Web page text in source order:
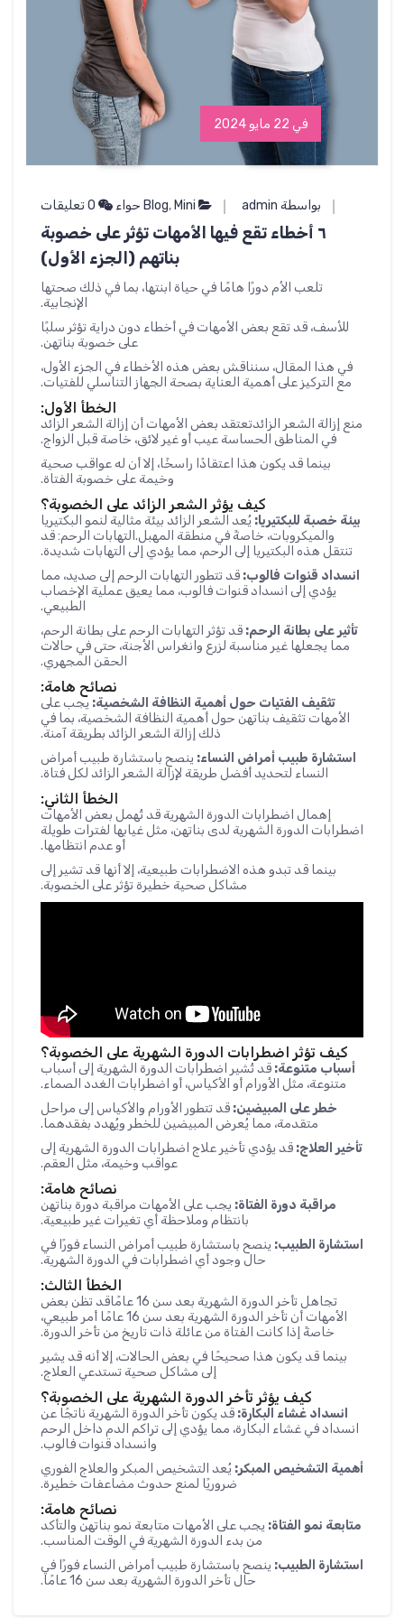
في 22 مايو 2024
بواسطة admin Blog, Mini حواء
٦ أخطاء تقع فيها الأمهات تؤثر على خصوبة
بناتهم (الجزء الأول)
تلعب الأم دورًا هامًا في حياة ابنتها، بما في ذلك صحتها
الإنجابية.
للأسف، قد تقع بعض الأمهات في أخطاء دون دراية تؤثر سلبًا
على خصوبة بناتهن.
في هذا المقال، سنناقش بعض هذه الأخطاء في الجزء الأول،
مع التركيز على أهمية العناية بصحة الجهاز التناسلي للفتيات.
الخطأ الأول:
منع إزالة الشعر الزائدتعتقد بعض الأمهات أن إزالة الشعر الزائد
في المناطق الحساسة عيب أو غير لائق، خاصة قبل الزواج.
بينما قد يكون هذا اعتقادًا راسخًا، إلا أن له عواقب صحية
وخيمة على خصوبة الفتاة.
كيف يؤثر الشعر الزائد على الخصوبة؟
بيئة خصبة للبكتيريا: يُعد الشعر الزائد بيئة مثالية لنمو البكتيريا
والميكروبات، خاصةً في منطقة المهبل.التهابات الرحم: قد
تنتقل هذه البكتيريا إلى الرحم، مما يؤدي إلى التهابات شديدة.
انسداد قنوات فالوب: قد تتطور التهابات الرحم إلى صديد، مما
يؤدي إلى انسداد قنوات فالوب، مما يعيق عملية الإخصاب
الطبيعي.
تأثير على بطانة الرحم: قد تؤثر التهابات الرحم على بطانة الرحم،
مما يجعلها غير مناسبة لزرع وانغراس الأجنة، حتى في حالات
الحقن المجهري.
نصائح هامة:
تثقيف الفتيات حول أهمية النظافة الشخصية: يجب على
الأمهات تثقيف بناتهن حول أهمية النظافة الشخصية، بما في
ذلك إزالة الشعر الزائد بطريقة آمنة.
استشارة طبيب أمراض النساء: ينصح باستشارة طبيب أمراض
النساء لتحديد أفضل طريقة لإزالة الشعر الزائد لكل فتاة.
الخطأ الثاني:
إهمال اضطرابات الدورة الشهرية قد تُهمل بعض الأمهات
اضطرابات الدورة الشهرية لدى بناتهن، مثل غيابها لفترات طويلة
أو عدم انتظامها.
بينما قد تبدو هذه الاضطرابات طبيعية، إلا أنها قد تشير إلى
مشاكل صحية خطيرة تؤثر على الخصوبة.
كيف تؤثر اضطرابات الدورة الشهرية على الخصوبة؟
أسباب متنوعة: قد تُشير اضطرابات الدورة الشهرية إلى أسباب
متنوعة، مثل الأورام أو الأكياس، أو اضطرابات الغدد الصماء.
خطر على المبيضين: قد تتطور الأورام والأكياس إلى مراحل
متقدمة، مما يُعرض المبيضين للخطر ويُهدد بفقدهما.
تأخير العلاج: قد يؤدي تأخير علاج اضطرابات الدورة الشهرية إلى
عواقب وخيمة، مثل العقم.
نصائح هامة:
مراقبة دورة الفتاة: يجب على الأمهات مراقبة دورة بناتهن
بانتظام وملاحظة أي تغيرات غير طبيعية.
استشارة الطبيب: ينصح باستشارة طبيب أمراض النساء فورًا في
حال وجود أي اضطرابات في الدورة الشهرية.
الخطأ الثالث:
تجاهل تأخر الدورة الشهرية بعد سن 16 عامًاقد تظن بعض
الأمهات أن تأخر الدورة الشهرية بعد سن 16 عامًا أمر طبيعي،
خاصةً إذا كانت الفتاة من عائلة ذات تاريخ من تأخر الدورة.
بينما قد يكون هذا صحيحًا في بعض الحالات، إلا أنه قد يشير
إلى مشاكل صحية تستدعي العلاج.
كيف يؤثر تأخر الدورة الشهرية على الخصوبة؟
انسداد غشاء البكارة: قد يكون تأخر الدورة الشهرية ناتجًا عن
انسداد في غشاء البكارة، مما يؤدي إلى تراكم الدم داخل الرحم
وانسداد قنوات فالوب.
أهمية التشخيص المبكر: يُعد التشخيص المبكر والعلاج الفوري
ضروريًا لمنع حدوث مضاعفات خطيرة.
نصائح هامة:
متابعة نمو الفتاة: يجب على الأمهات متابعة نمو بناتهن والتأكد
من بدء الدورة الشهرية في الوقت المناسب.
استشارة الطبيب: ينصح باستشارة طبيب أمراض النساء فورًا في
حال تأخر الدورة الشهرية بعد سن 16 عامًا.